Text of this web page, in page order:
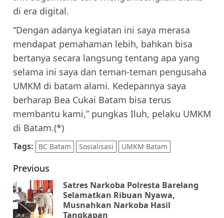
di era digital.
“Dengan adanya kegiatan ini saya merasa
mendapat pemahaman lebih, bahkan bisa
bertanya secara langsung tentang apa yang
selama ini saya dan teman-teman pengusaha
UMKM di batam alami. Kedepannya saya
berharap Bea Cukai Batam bisa terus
membantu kami,” pungkas Iluh, pelaku UMKM
di Batam.(*)
Tags: BC Batam Sosialisasi UMKM Batam
Post
navigation
Previous
Satres Narkoba Polresta Barelang
Selamatkan Ribuan Nyawa,
Musnahkan Narkoba Hasil
Tangkapan